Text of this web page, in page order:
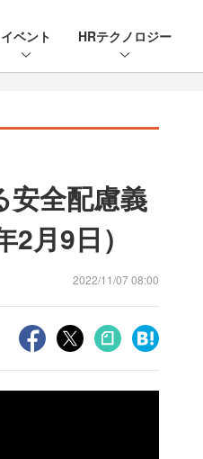
イベント HRテクノロジー
安全配慮義
月9日）
2022/11/07 08:00